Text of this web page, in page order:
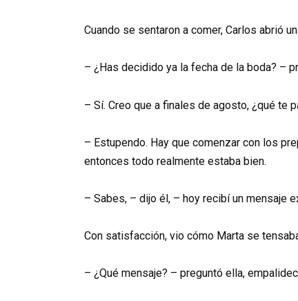
Cuando se sentaron a comer, Carlos abrió
– ¿Has decidido ya la fecha de la boda? –
– Sí. Creo que a finales de agosto, ¿qué te
– Estupendo. Hay que comenzar con los
entonces todo realmente estaba bien.
– Sabes, – dijo él, – hoy recibí un mensaje
Con satisfacción, vio cómo Marta se
– ¿Qué mensaje? – preguntó ella,